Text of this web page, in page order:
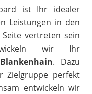
ist Ihr idealer
Leistungen in den
vertreten sein
wir Ihr
. Dazu
Zielgruppe perfekt
entwickeln wir